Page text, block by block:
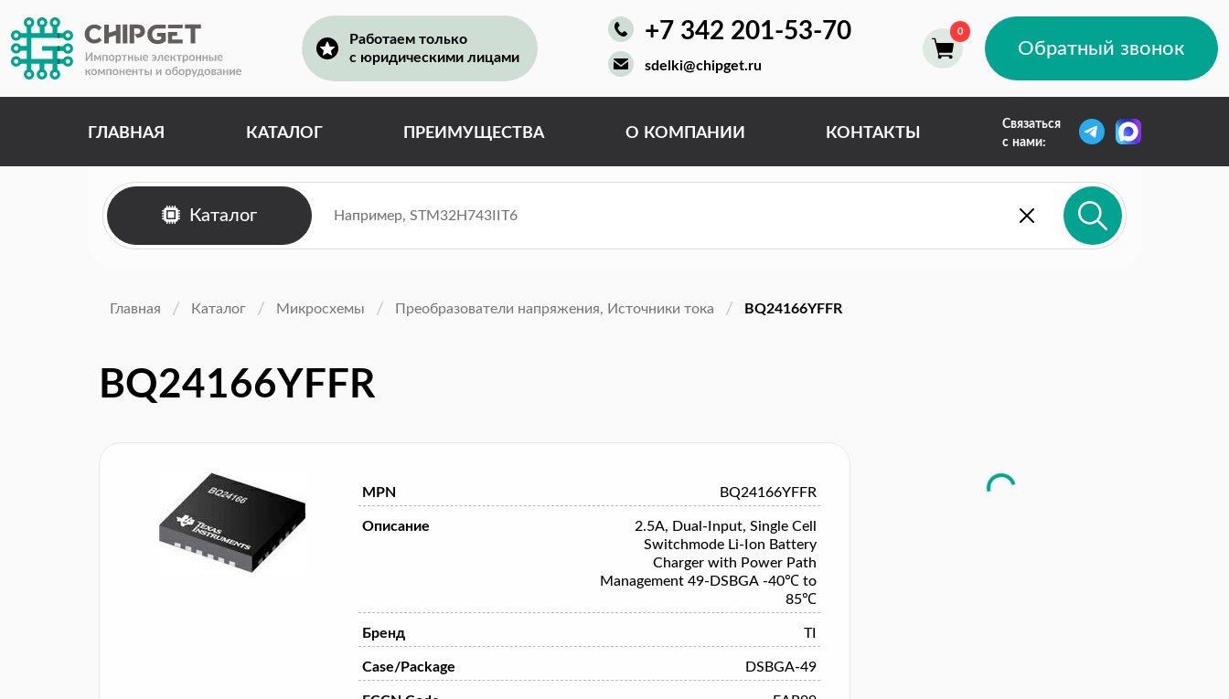
Работаем только
с юридическими лицами
+7 342 201-53-70
sdelki@chipget.ru
Обратный звонок
ГЛАВНАЯ КАТАЛОГ ПРЕИМУЩЕСТВА О КОМПАНИИ КОНТАКТЫ
Связаться
с нами:
Каталог
Главная Каталог Микросхемы Преобразователи напряжения, Источники тока BQ24166YFFR
BQ24166YFFR
MPN BQ24166YFFR
Описание
2.5A, Dual-Input, Single Cell
Switchmode Li-Ion Battery
Charger with Power Path
Management 49-DSBGA -40℃ to
85℃
Бренд TI
Case/Package DSBGA-49